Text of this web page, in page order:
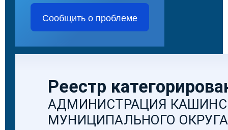
Сообщить о проблеме